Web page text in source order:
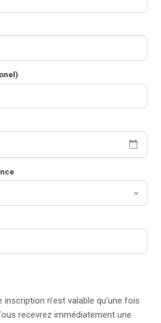
inscription n'est valable qu'une fois
recevrez immédiatement une